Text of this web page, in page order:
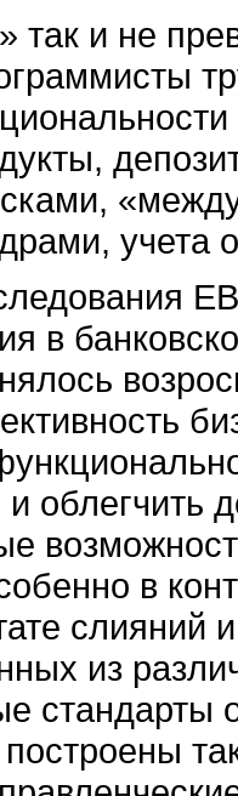
так и не
учета
в
и
в
из
стандарты
построены